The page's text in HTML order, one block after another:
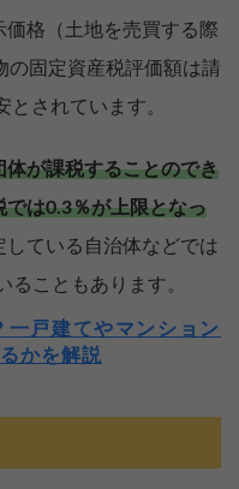
格（土地を売買する際
の固定資産税評価額は請
されています。
が課税することのでき
は0.3％が上限となっ
ている自治体などでは
ることもあります。
戸建てやマンション
かを解説